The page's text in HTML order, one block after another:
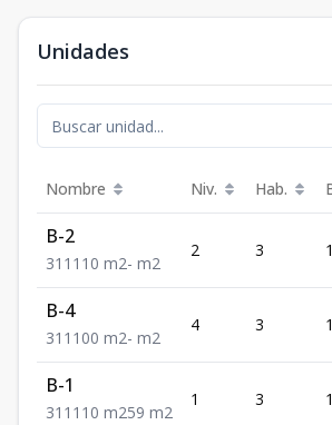
Unidades
Nombre Niv. Hab.
B-2
31 1 110 m2- m2
2 3 1
B-4
31 1 100 m2- m2
4 3 1
B-1
31 1 110 m259 m2
1 3 1